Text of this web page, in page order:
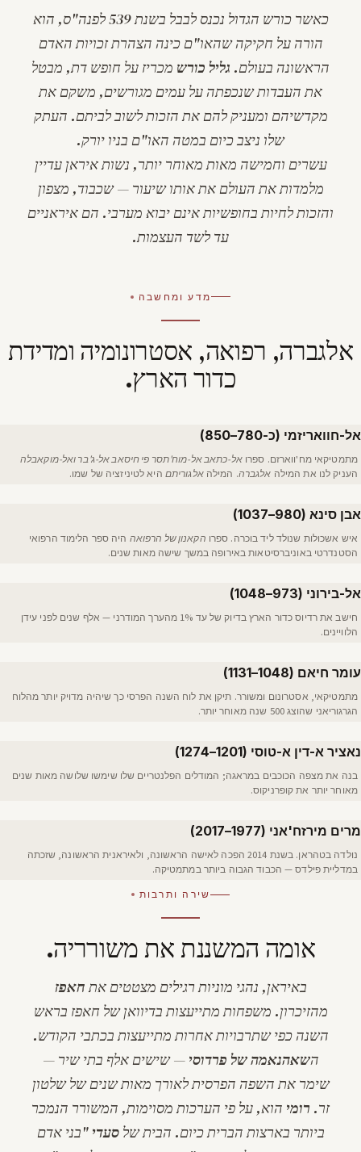
כאשר כורש הגדול נכנס לבבל בשנת 539 לפנה"ס, הוא
הורה על חקיקה שהאו"ם כינה הצהרת זכויות האדם
הראשונה בעולם. גליל כורש מכריז על חופש דת, מבטל
את העבדות שנכפתה על עמים מגורשים, משקם את
מקדשיהם ומעניק להם את הזכות לשוב לביתם. העתק
שלו ניצב כיום במטה האו"ם בניו יורק.
עשרים וחמישה מאות מאוחר יותר, נשות איראן עדיין
מלמדות את העולם את אותו שיעור — שכבוד, מצפון
והזכות לחיות בחופשיות אינם יבוא מערבי. הם איראניים
עד לשד העצמות.
מדע ומחשבה
אלגברה, רפואה, אסטרונומיה ומדידת
כדור הארץ.
אל-חוואריזמי (כ-780–850)
מתמטיקאי מח'ווארזם. ספרואל-כתאב אל-מוח'תסר פי חיסאב אל-ג'בר ואל-מוקאבלה
העניק לנו את המילה אלגברה. המילהאלגוריתם היא לטיניזציה של שמו.
אבן סינא (980–1037)
איש אשכולות שנולד ליד בוכרה. ספרו הקאנון של הרפואה היה ספר הלימוד הרפואי
הסטנדרטי באוניברסיטאות באירופה במשך שישה מאות שנים.
אל-בירוני (973–1048)
חישב את רדיוס כדור הארץ בדיוק של עד 1% מהערך המודרני — אלף שנים לפני עידן
הלוויינים.
עומר חיאם (1048–1131)
מתמטיקאי, אסטרונום ומשורר. תיקן את לוח השנה הפרסי כך שיהיה מדויק יותר מהלוח
הגרגוריאני שהוצג 500 שנה מאוחר יותר.
נאציר א-דין א-טוסי (1201–1274)
בנה את מצפה הכוכבים במראגה; המודלים הפלנטריים שלו שימשו שלושה מאות שנים
מאוחר יותר את קופרניקוס.
מרים מירזח'אני (1977–2017)
נולדה בטהראן. בשנת 2014 הפכה לאישה הראשונה, ולאיראנית הראשונה, שזכתה
במדליית פילדס — הכבוד הגבוה ביותר במתמטיקה.
שירה ותרבות
אומה המשננת את משורריה.
באיראן, נהגי מוניות רגילים מצטטים אתחאפז
מהזיכרון. משפחות מתייעצות בדיוואןשל חאפז בראש
השנה כפי שתרבויות אחרות מתייעצות בכתבי הקודש.
השאהנאמה של פרדוסי — שישים אלף בתי שיר —
שימר את השפה הפרסית לאורך מאות שנים של שלטון
זר. רומי הוא, על פי הערכות מסוימות, המשורר הנמכר
ביותר בארצות הברית כיום. הבית שלסעדי "בני אדם